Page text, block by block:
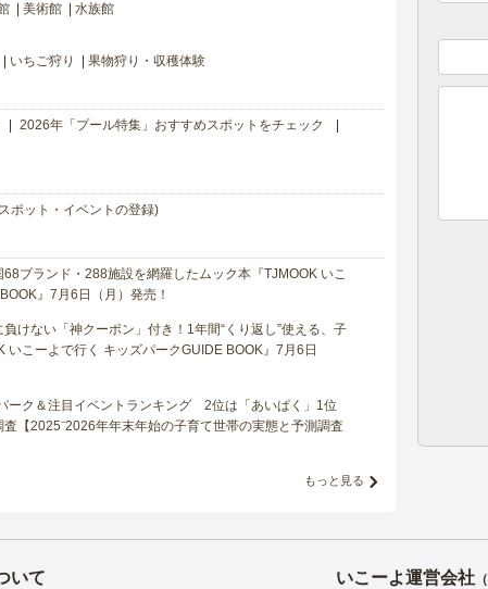
美術館 水族館
いちご狩り 果物狩り・収穫体験
2026年「プール特集」おすすめスポットをチェック
ポット・イベントの登録)
68ブランド・288施設を網羅したムック本『TJMOOK いこ
』7月6日（月）発売！
けない「神クーポン」付き！1年間“くり返し”使える、子
いこーよで行く キッズパークGUIDE BOOK』7月6日
ーク＆注目イベントランキング 2位は「あいぱく」1位
【2025⁻2026年年末年始の子育て世帯の実態と予測調査
もっと見る
いて いこーよ運営会社（